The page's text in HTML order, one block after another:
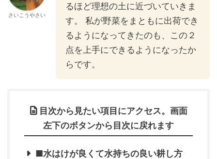
さいこうやさい
るほど理想の土に近づいていきま
す。 私が野菜をまともに出荷でき
るようになってきたのも、この２
点を上手にできるようになったか
らです。
目次から見たい項目にアクセス。画面
左下のボタンから目次に戻れます
■水はけが良くて水持ちの良い耕し方